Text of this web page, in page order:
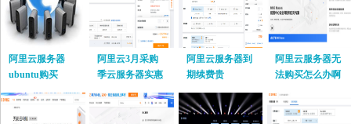
阿里云服务器
ubuntu购买
阿里云3月采购
季云服务器实惠
阿里云服务器到
期续费贵
阿里云服务器无
法购买怎么办啊